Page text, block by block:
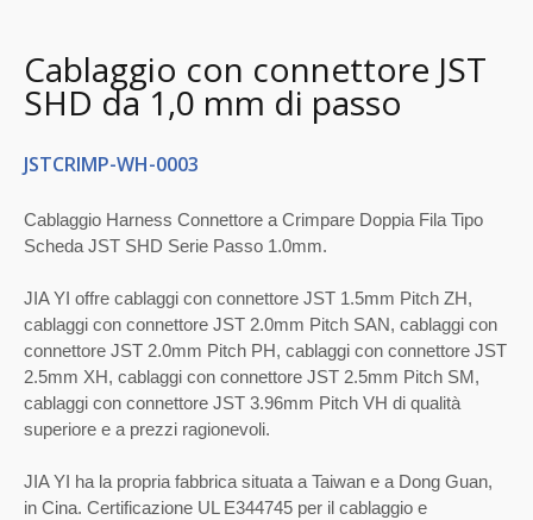
Cablaggio con connettore JST
SHD da 1,0 mm di passo
JSTCRIMP-WH-0003
Cablaggio Harness Connettore a Crimpare Doppia Fila Tipo
Scheda JST SHD Serie Passo 1.0mm.
JIA YI offre cablaggi con connettore JST 1.5mm Pitch ZH,
cablaggi con connettore JST 2.0mm Pitch SAN, cablaggi con
connettore JST 2.0mm Pitch PH, cablaggi con connettore JST
2.5mm XH, cablaggi con connettore JST 2.5mm Pitch SM,
cablaggi con connettore JST 3.96mm Pitch VH di qualità
superiore e a prezzi ragionevoli.
JIA YI ha la propria fabbrica situata a Taiwan e a Dong Guan,
in Cina. Certificazione UL E344745 per il cablaggio e